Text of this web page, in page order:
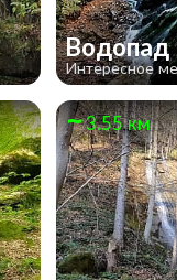
Водопад
Интересное
3.55 км